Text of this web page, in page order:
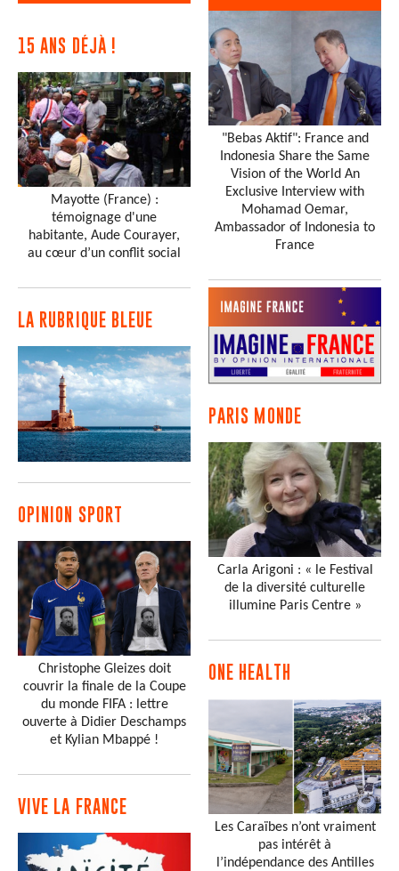
15 ANS DÉJÀ !
Mayotte (France) :
témoignage d'une
habitante, Aude Courayer,
au cœur d’un conflit social
LA RUBRIQUE BLEUE
OPINION SPORT
Christophe Gleizes doit
couvrir la finale de la Coupe
du monde FIFA : lettre
ouverte à Didier Deschamps
et Kylian Mbappé !
VIVE LA FRANCE
"Bebas Aktif": France and
Indonesia Share the Same
Vision of the World An
Exclusive Interview with
Mohamad Oemar,
Ambassador of Indonesia to
France
PARIS MONDE
Carla Arigoni : « le Festival
de la diversité culturelle
illumine Paris Centre »
ONE HEALTH
Les Caraïbes n’ont vraiment
pas intérêt à
l’indépendance des Antilles